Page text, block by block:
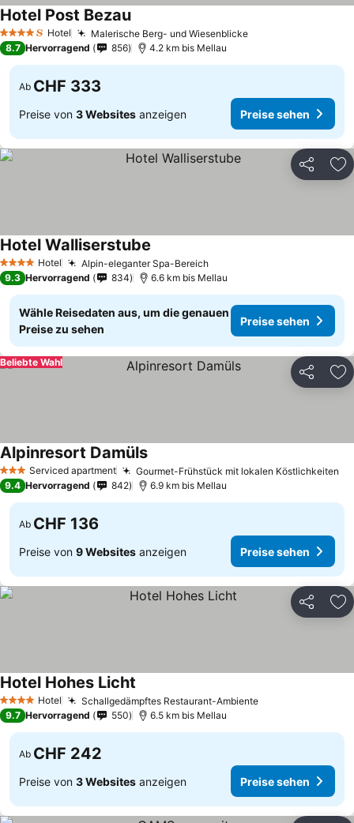
4 Sterne Hotel Malerische Berg- und Wiesenblicke
Hotel Post Bezau
8.7 Hervorragend 856 4.2 km bis Mellau
Ab CHF 333
Preise von 3 Websites anzeigen Preise sehen
Teilen
4 Sterne Hotel Alpin-eleganter Spa-Bereich
Hotel Walliserstube
9.3 Hervorragend 834 6.6 km bis Mellau
Wähle Reisedaten aus, um die genauen
Preise zu sehen
Preise sehen
Teilen
Beliebte Wahl
3 SterneServiced apartment Gourmet-Frühstück mit lokalen Köstlichkeiten
Alpinresort Damüls
9.4 Hervorragend 842 6.9 km bis Mellau
Ab CHF 136
Preise von 9 Websites anzeigen Preise sehen
Teilen
4 Sterne Hotel Schallgedämpftes Restaurant-Ambiente
Hotel Hohes Licht
9.7 Hervorragend 550 6.5 km bis Mellau
Ab CHF 242
Preise von 3 Websites anzeigen Preise sehen